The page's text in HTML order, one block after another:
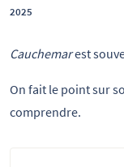
2025
Cauchemarest
On fait le point sur
comprendre.